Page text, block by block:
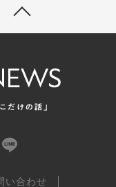
い合わせ